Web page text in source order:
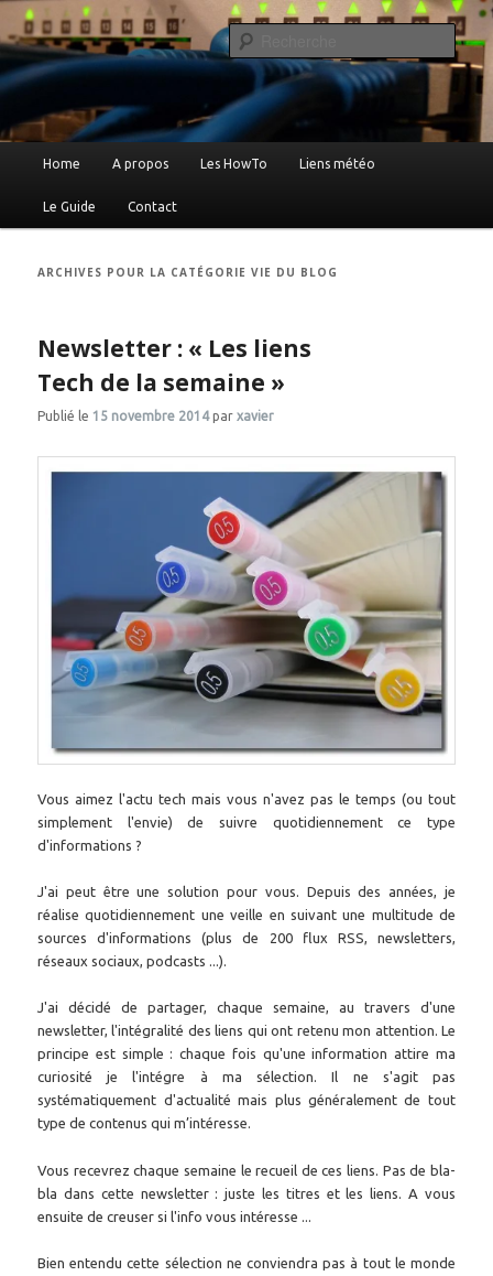
Le blog de Xavier …
Aller
au
Aller
au
Home A propos Les HowTo Liens météo
Le Guide Contact
ARCHIVES POUR LA CATÉGORIEVIE DU BLOG
Newsletter : « Les liens
Tech de la semaine »
Publié le15 novembre 2014 parxavier
Vous aimez l'actu tech mais vous n'avez pas le temps (ou tout
simplement l'envie) de suivre quotidiennement ce type
d'informations ?
J'ai peut être une solution pour vous. Depuis des années, je
réalise quotidiennement une veille en suivant une multitude de
sources d'informations (plus de 200 flux RSS, newsletters,
réseaux sociaux, podcasts ...).
J'ai décidé de partager, chaque semaine, au travers d'une
newsletter, l'intégralité des liens qui ont retenu mon attention. Le
principe est simple : chaque fois qu'une information attire ma
curiosité je l'intégre à ma sélection. Il ne s'agit pas
systématiquement d'actualité mais plus généralement de tout
type de contenus qui m’intéresse.
Vous recevrez chaque semaine le recueil de ces liens. Pas de bla-
bla dans cette newsletter : juste les titres et les liens. A vous
ensuite de creuser si l'info vous intéresse ...
Bien entendu cette sélection ne conviendra pas à tout le monde